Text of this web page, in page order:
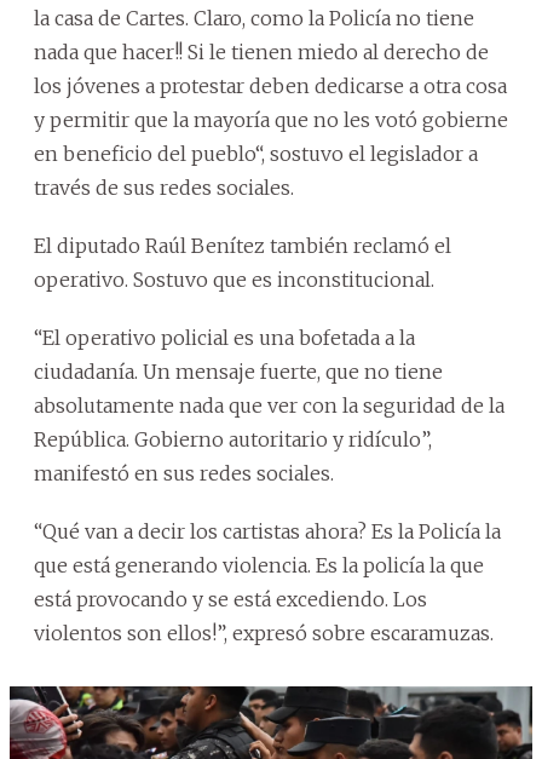
la casa de Cartes. Claro, como la Policía no tiene
nada que hacer!! Si le tienen miedo al derecho de
los jóvenes a protestar deben dedicarse a otra cosa
y permitir que la mayoría que no les votó gobierne
en beneficio del pueblo“, sostuvo el legislador a
través de sus redes sociales.
El diputado Raúl Benítez también reclamó el
operativo. Sostuvo que es inconstitucional.
“El operativo policial es una bofetada a la
ciudadanía. Un mensaje fuerte, que no tiene
absolutamente nada que ver con la seguridad de la
República. Gobierno autoritario y ridículo”,
manifestó en sus redes sociales.
“Qué van a decir los cartistas ahora? Es la Policía la
que está generando violencia. Es la policía la que
está provocando y se está excediendo. Los
violentos son ellos!”, expresó sobre escaramuzas.